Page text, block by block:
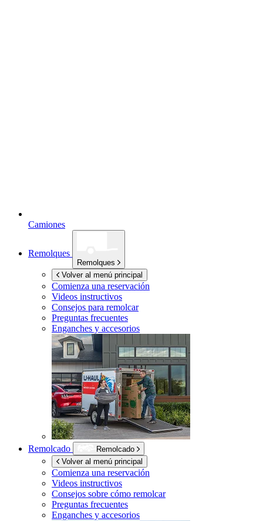
Camiones
Remolques
Remolques
Volver al menú principal
Comienza una reservación
Videos instructivos
Consejos para remolcar
Preguntas frecuentes
Enganches y accesorios
Remolcado
Remolcado
Volver al menú principal
Comienza una reservación
Videos instructivos
Consejos sobre cómo remolcar
Preguntas frecuentes
Enganches y accesorios